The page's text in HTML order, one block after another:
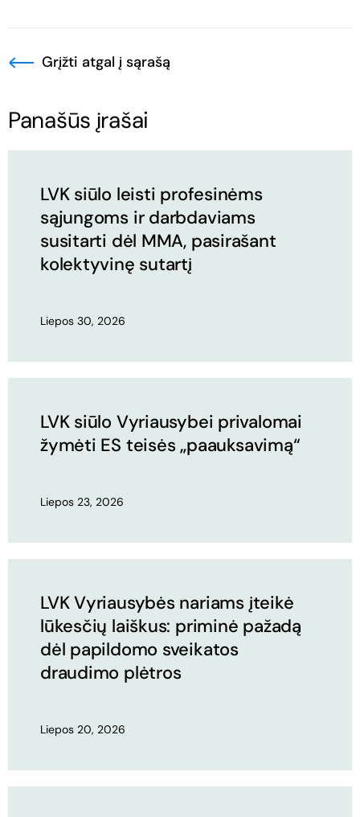
Grįžti atgal į sąrašą
Panašūs įrašai
LVK siūlo leisti profesinėms
sąjungoms ir darbdaviams
susitarti dėl MMA, pasirašant
kolektyvinę sutartį
Liepos 30, 2026
LVK siūlo Vyriausybei privalomai
žymėti ES teisės „paauksavimą“
Liepos 23, 2026
LVK Vyriausybės nariams įteikė
lūkesčių laiškus: priminė pažadą
dėl papildomo sveikatos
draudimo plėtros
Liepos 20, 2026